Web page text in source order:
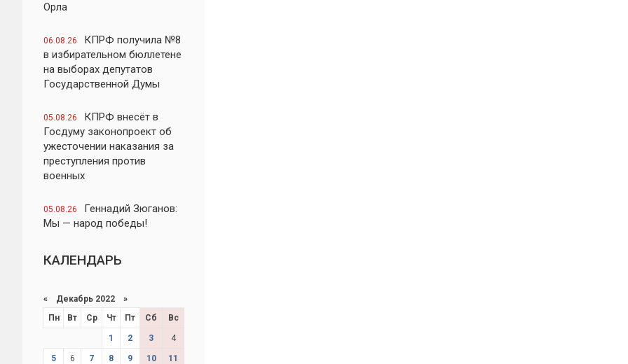
Орла
06.08.26
КПРФ получила №8
в избирательном бюллетене
на выборах депутатов
Государственной Думы
05.08.26
КПРФ внесёт в
Госдуму законопроект об
ужесточении наказания за
преступления против
военных
05.08.26
Геннадий Зюганов:
Мы — народ победы!
КАЛЕНДАРЬ
« Декабрь 2022 »
Пн
Вт Ср Чт Пт Сб Вс
1 2 3 4
5 6 7 8 9 10 11